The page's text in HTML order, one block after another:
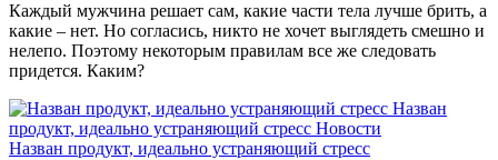
Каждый мужчина решает сам, какие части тела лучше брить, а
какие – нет. Но согласись, никто не хочет выглядеть смешно и
нелепо. Поэтому некоторым правилам все же следовать
придется. Каким?
Назван
продукт, идеально устраняющий стресс Новости
Назван продукт, идеально устраняющий стресс